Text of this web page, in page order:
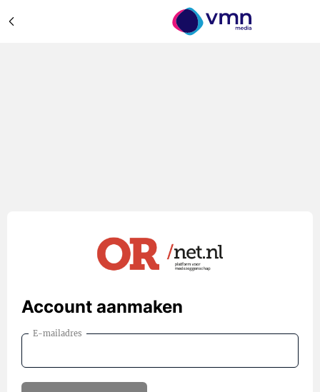
Account aanmaken
E-mailadres